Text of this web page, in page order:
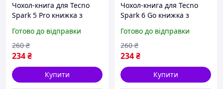
Чохол-книга для Tecno
Spark 5 Pro книжка з
на техно спарк 5 про
рожева art
Готово до відправки
234₴
260 ₴
Купити
Чохол-книга для Tecno
Spark 6 Go книжка з
на телефон техно спарк 6
го бірюзова art
Готово до відправки
234₴
260 ₴
Купити